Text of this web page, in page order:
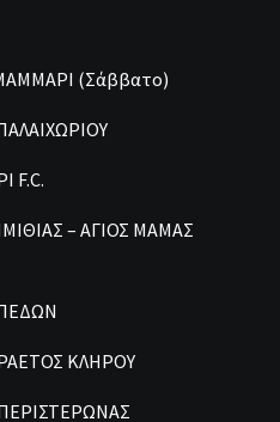
(Σάββατο)
F.C.
– ΑΓΙΟΣ ΜΑΜΑΣ
ΚΛΗΡΟΥ